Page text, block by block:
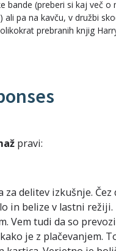
bande (preberi si kaj več o
ali pa na kavču, v družbi
prebranih knjig
pravi:
za delitev izkušnje. Čez
in belize v lastni režiji.
Vem tudi da so
je z plačevanjem.